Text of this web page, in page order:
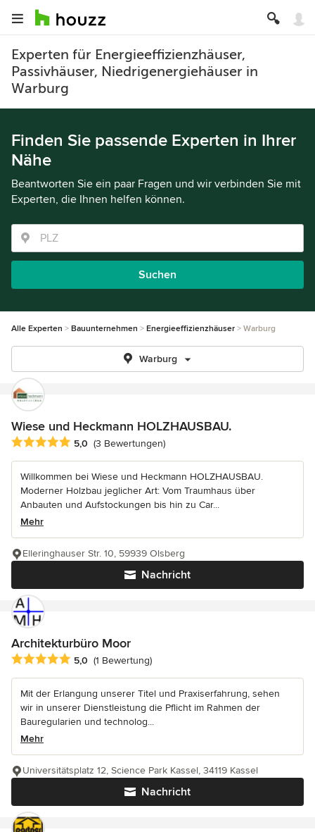
Experten für Energieeffizienzhäuser,
Passivhäuser, Niedrigenergiehäuser in
Warburg
Finden Sie passende Experten in Ihrer
Nähe
Beantworten Sie ein paar Fragen und wir verbinden Sie mit
Experten, die Ihnen helfen können.
Suchen
Alle Experten Bauunternehmen Energieeffizienzhäuser Warburg
Warburg
Wiese und Heckmann HOLZHAUSBAU.
Durchschnittliche Bewertung: 5 von 5 Sternen
5,0 (3 Bewertungen)
Willkommen bei Wiese und Heckmann HOLZHAUSBAU.
Moderner Holzbau jeglicher Art: Vom Traumhaus über
Anbauten und Aufstockungen bis hin zu Car...
Mehr
Nachricht
Elleringhauser Str. 10, 59939 Olsberg
Architekturbüro Moor
Durchschnittliche Bewertung: 5 von 5 Sternen
5,0 (1 Bewertung)
Mit der Erlangung unserer Titel und Praxiserfahrung, sehen
wir in unserer Dienstleistung die Pflicht im Rahmen der
Bauregularien und technolog...
Mehr
Nachricht
Universitätsplatz 12, Science Park Kassel, 34119 Kassel